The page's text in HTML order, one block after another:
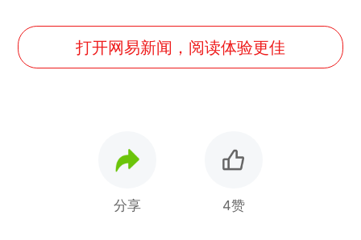
打开网易新闻，阅读体验更佳
分享 4赞